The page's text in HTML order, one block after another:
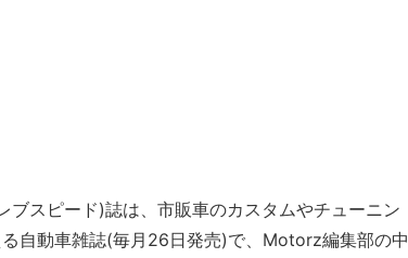
ブスピード)誌は、市販車のカスタムやチューニン
自動車雑誌(毎月26日発売)で、Motorz編集部の中